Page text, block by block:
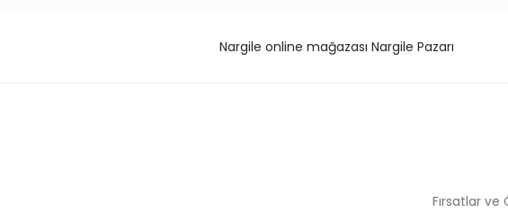
Nargile online mağazası Nargile Pazarı
Fırsatlar ve